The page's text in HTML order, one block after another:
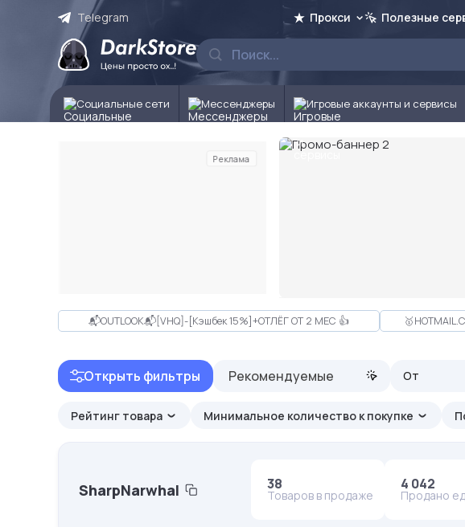
Telegram Прокси Полезные
Социальные сети Мессенджеры Игровые аккаунты и сервисы
Реклама
📬OUTLOOK📬[VHQ]-[Кэшбек 15%]+ОТЛЁГ ОТ 2 МЕС 👍
Открыть фильтры Рекомендуемые От
Рейтинг товара Минимальное количество к покупке
SharpNarwhal 38
Товаров в продаже
4 042
Продано ед.